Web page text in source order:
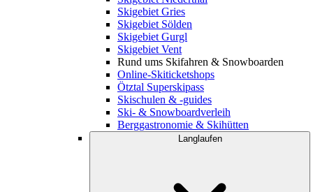
Skigebiet Gries
Skigebiet Sölden
Skigebiet Gurgl
Skigebiet Vent
Rund ums Skifahren & Snowboarden
Online-Skiticketshops
Ötztal Superskipass
Skischulen & -guides
Ski- & Snowboardverleih
Berggastronomie & Skihütten
Langlaufen